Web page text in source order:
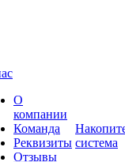
О
компании
Команда
Реквизиты
Отзывы
система